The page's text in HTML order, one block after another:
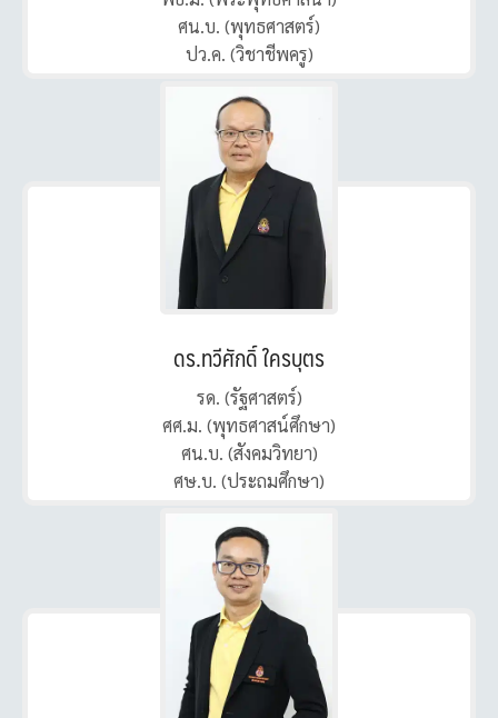
ศน.บ. (พุทธศาสตร์)
ปว.ค. (วิชาชีพครู)
ดร.ทวีศักดิ์ ใครบุตร
รด. (รัฐศาสตร์)
ศศ.ม. (พุทธศาสน์ศึกษา)
ศน.บ. (สังคมวิทยา)
ศษ.บ. (ประถมศึกษา)